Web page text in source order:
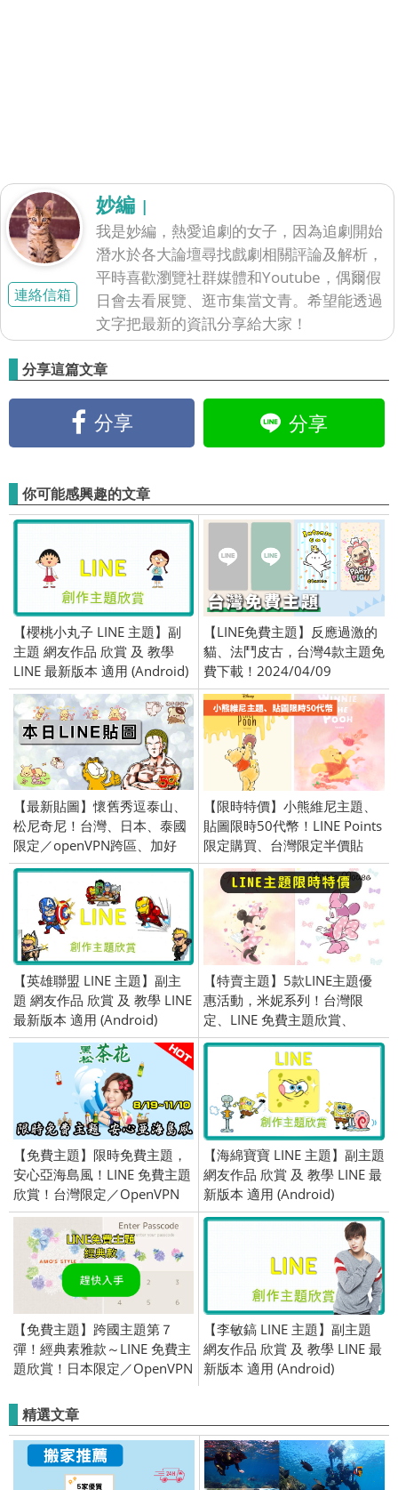
連絡信箱
妙編 |
我是妙編，熱愛追劇的女子，因為追劇開始
潛水於各大論壇尋找戲劇相關評論及解析，
平時喜歡瀏覽社群媒體和Youtube，偶爾假
日會去看展覽、逛市集當文青。希望能透過
文字把最新的資訊分享給大家！
分享這篇文章
分享 分享
你可能感興趣的文章
【櫻桃小丸子 LINE 主題】副
主題 網友作品 欣賞 及 教學
LINE 最新版本 適用 (Android)
【LINE免費主題】反應過激的
貓、法鬥皮古，台灣4款主題免
費下載！2024/04/09
【最新貼圖】懷舊秀逗泰山、
松尼奇尼！台灣、日本、泰國
限定／openVPN跨區、加好
友、綁門號／2018/02/08
【限時特價】小熊維尼主題、
貼圖限時50代幣！LINE Points
限定購買、台灣限定半價貼
圖、2018/08/06
【英雄聯盟 LINE 主題】副主
題 網友作品 欣賞 及 教學 LINE
最新版本 適用 (Android)
【特賣主題】5款LINE主題優
惠活動，米妮系列！台灣限
定、LINE 免費主題欣賞、
OpenVPN 跨區、2019/03/04
【免費主題】限時免費主題，
安心亞海島風！LINE 免費主題
欣賞！台灣限定／OpenVPN
跨區／2016/08/26
【海綿寶寶 LINE 主題】副主題
網友作品 欣賞 及 教學 LINE 最
新版本 適用 (Android)
【免費主題】跨國主題第７
彈！經典素雅款～LINE 免費主
題欣賞！日本限定／OpenVPN
【李敏鎬 LINE 主題】副主題
網友作品 欣賞 及 教學 LINE 最
新版本 適用 (Android)
精選文章